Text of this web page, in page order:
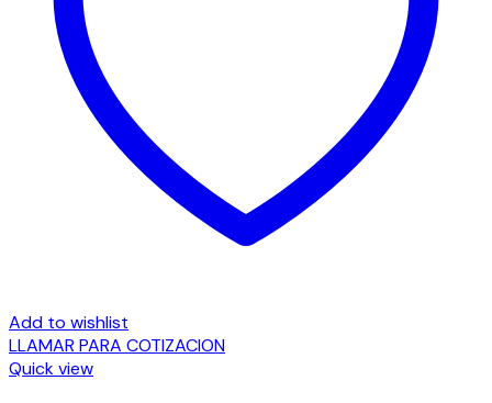
Add to wishlist
LLAMAR PARA COTIZACION
Quick view